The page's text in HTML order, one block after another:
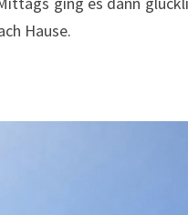
Hause.